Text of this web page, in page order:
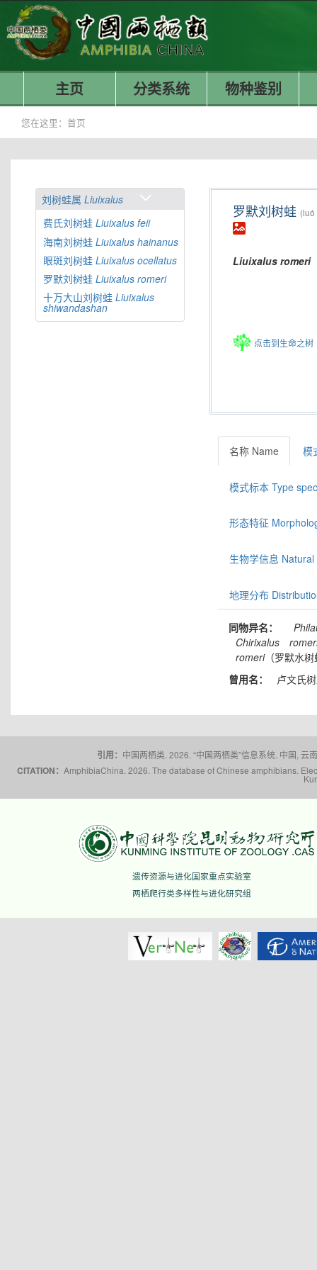
主页 分类系统 物种鉴别
您在这里： 首页
刘树蛙属 Liuixalus
费氏刘树蛙 Liuixalus feii
海南刘树蛙 Liuixalus hainanus
眼斑刘树蛙 Liuixalus ocellatus
罗默刘树蛙 Liuixalus romeri
十万大山刘树蛙 Liuixalus
shiwandashan
罗默刘树蛙 (luó
Liuixalus romeri
点击到生命之树
名称 Name 模
模式标本 Type
形态特征
生物学信息
地理分布
同物异名：
Chirixalus
romeri（罗默水树
曾用名：
卢文氏
引用： 中国两栖类. 2026. “中国两栖类”信息系统. 中国,
CITATION： AmphibiaChina. 2026. The database of Chinese amphibians.
遗传资源与进化国家重点实验室
两栖爬行类多样性与进化研究组